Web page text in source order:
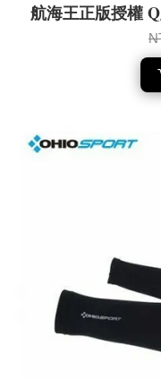
航海王正版授權